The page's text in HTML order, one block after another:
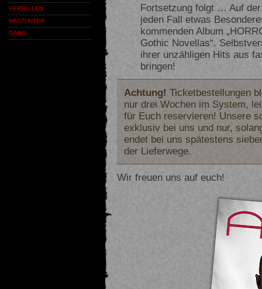
VERFALLEN
WELTUNTER
GARG
Fortsetzung folgt … Auf
jeden Fall etwas
kommenden Album
Gothic Novellas“.
ihrer unzähligen Hits aus
bringen!
Achtung! Ticketbestellungen
nur drei Wochen im System,
für Euch reservieren! Unsere
exklusiv bei uns und nur,
endet bei uns spätestens
der Lieferwege.
Wir freuen uns auf euch!